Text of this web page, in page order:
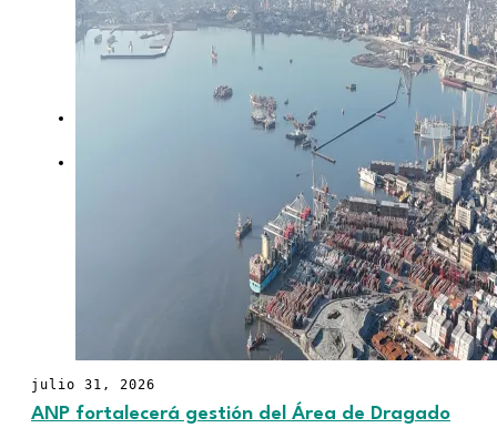
estructurales
para pequeños
julio 31, 2026
ANP fortalecerá gestión del Área de Dragado